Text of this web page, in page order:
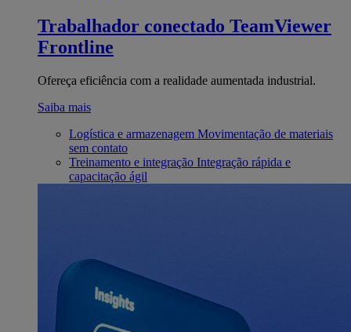
Trabalhador conectado TeamViewer
Frontline
Ofereça eficiência com a realidade aumentada industrial.
Saiba mais
Logística e armazenagem Movimentação de materiais
sem contato
Treinamento e integração Integração rápida e
capacitação ágil